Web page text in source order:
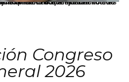
Congreso
2026